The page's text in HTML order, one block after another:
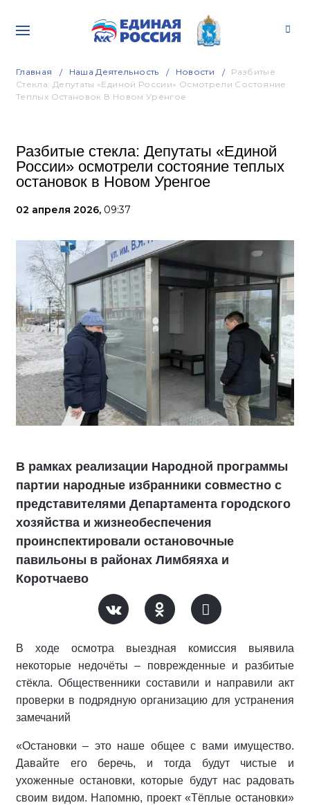
Главная Наша Деятельность Новости
Разбитые
Стекла: Депутаты «Единой России» Осмотрели Состояние
Теплых Остановок В Новом Уренгое
Разбитые стекла: Депутаты «Единой
России» осмотрели состояние теплых
остановок в Новом Уренгое
02 апреля 2026, 09:37
В рамках реализации Народной программы
партии народные избранники совместно с
представителями Департамента городского
хозяйства и жизнеобеспечения
проинспектировали остановочные
павильоны в районах Лимбяяха и
Коротчаево
В ходе осмотра выездная комиссия выявила
некоторые недочёты – поврежденные и разбитые
стёкла. Общественники составили и направили акт
проверки в подрядную организацию для устранения
замечаний
«Остановки – это наше общее с вами имущество.
Давайте его беречь, и тогда будут чистые и
ухоженные остановки, которые будут нас радовать
своим видом. Напомню, проект «Тёплые остановки»